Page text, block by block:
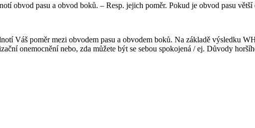
obvod pasu a obvod boků. – Resp. jejich poměr. Pokud je obvod pasu
Váš poměr mezi obvodem pasu a obvodem boků. Na základě výsledku
onemocnění nebo, zda můžete být se sebou spokojená / ej. Důvody